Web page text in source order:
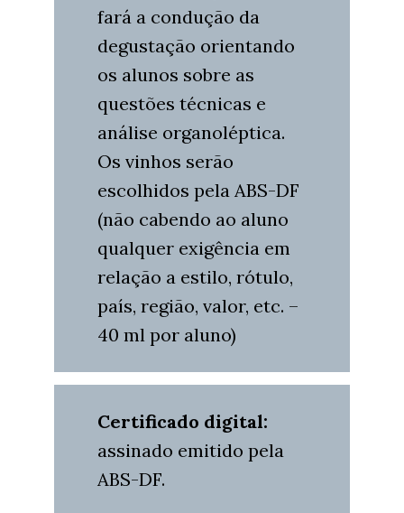
fará a condução da
degustação orientando
os alunos sobre as
questões técnicas e
análise organoléptica.
Os vinhos serão
escolhidos pela ABS-DF
(não cabendo ao aluno
qualquer exigência em
relação a estilo, rótulo,
país, região, valor, etc. –
40 ml por aluno)
Certificado digital:
assinado emitido pela
ABS-DF.